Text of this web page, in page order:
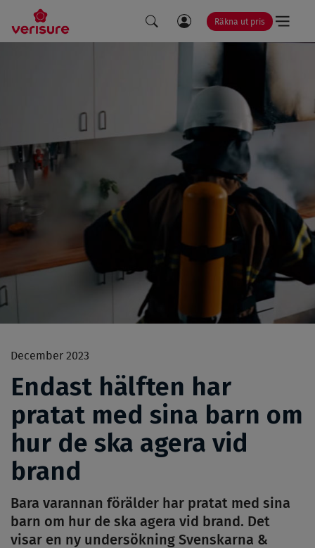
Räkna ut pris
LÄNK
TILL
MINA
SIDOR
December 2023
Endast hälften har
pratat med sina barn om
hur de ska agera vid
brand
Bara varannan förälder har pratat med sina
barn om hur de ska agera vid brand. Det
visar en ny undersökning Svenskarna &